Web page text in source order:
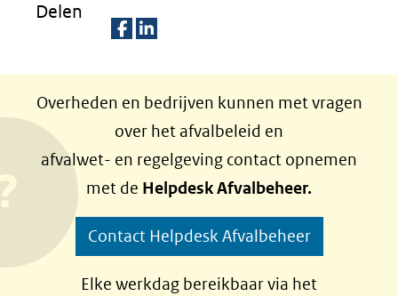
Delen
l
e
n
o
p
F
l
e
n
o
p
L
Overheden en bedrijven kunnen met vragen
over het afvalbeleid en
afvalwet- en regelgeving contact opnemen
met de Helpdesk Afvalbeheer.
Contact Helpdesk Afvalbeheer
Elke werkdag bereikbaar via het